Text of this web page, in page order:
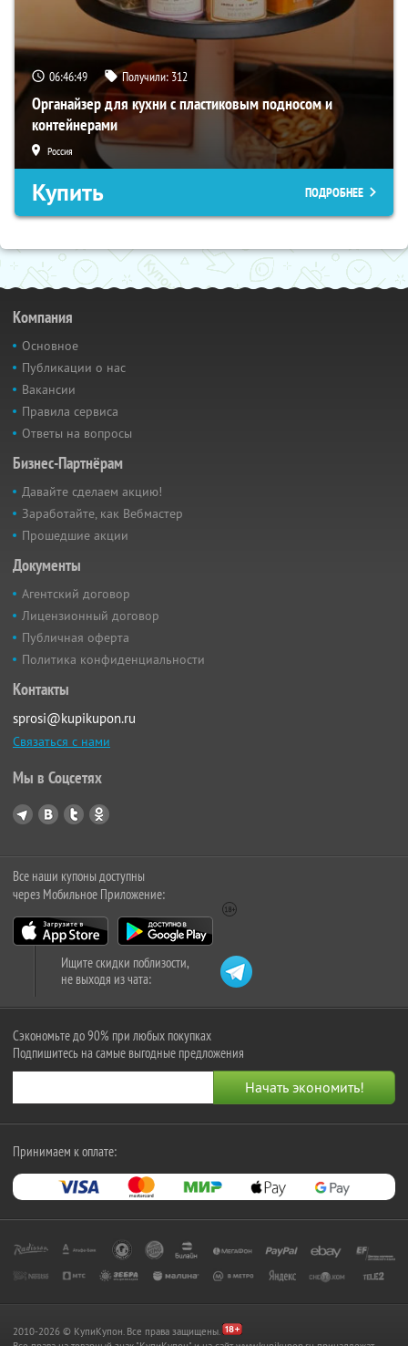
06:46:47 Получили: 312
Органайзер для кухни с пластиковым подносом и
контейнерами
Россия
Купить ПОДРОБНЕЕ
Компания
Основное
Публикации о нас
Вакансии
Правила сервиса
Ответы на вопросы
Бизнес-Партнёрам
Давайте сделаем акцию!
Заработайте, как Вебмастер
Прошедшие акции
Документы
Агентский договор
Лицензионный договор
Публичная оферта
Политика конфиденциальности
Контакты
sprosi@kupikupon.ru
Связаться с нами
Мы в Соцсетях
Все наши купоны доступны
через Мобильное Приложение:
Ищите скидки поблизости,
не выходя из чата:
Сэкономьте до 90% при любых покупках
Подпишитесь на самые выгодные предложения
Принимаем к оплате:
2010-2026 © КупиКупон. Все права защищены.